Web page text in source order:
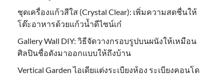
ชุดเครื่องแก้วสีใส (Crystal Clear): เพิ่มความสดชื่นให้
โต๊ะอาหารด้วยแก้วน้ำดีไซน์เก๋
Gallery Wall DIY: วิธีจัดวางกรอบรูปบนผนังให้เหมือน
ศิลปินชื่อดังมาออกแบบให้ถึงบ้าน
Vertical Garden ไอเดียแต่งระเบียงห้อง ระเบียงคอนโด